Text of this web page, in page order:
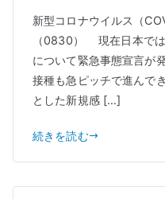
新型コロナウイルス（
（0830） 現在日本で
について緊急事態宣言が
接種も急ピッチで進んで
とした新規感 […]
続きを読む